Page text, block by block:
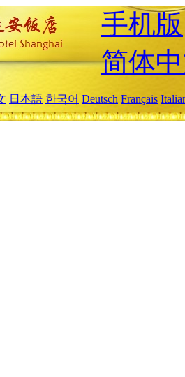
手机版
简体
日本語 한국어 Deutsch Français